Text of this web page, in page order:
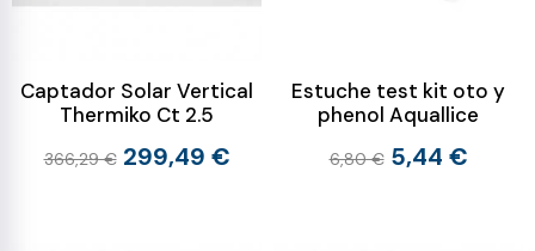
Captador Solar Vertical
Thermiko Ct 2.5
366,29 € 299,49 €
Estuche test kit oto y
phenol Aquallice
6,80 € 5,44 €